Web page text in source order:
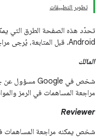
تطوير التطبيقات
تحدّد هذه الصفحة الطرق التي
Android. قبل المتابعة، يُرجى مراجعة هذه التعريفات:
المالك
مراجعة المساهمات في الرمز
Reviewer
شخص يمكنه مراجعة المساهمات